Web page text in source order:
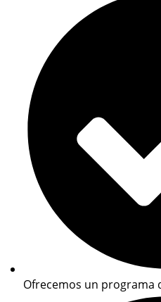
Ofrecemos un programa